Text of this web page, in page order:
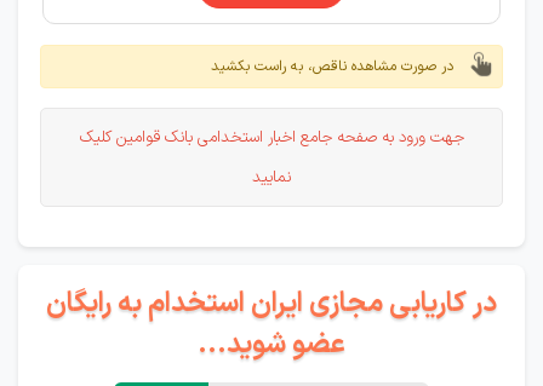
در صورت مشاهده ناقص، به راست بکشید
جهت ورود به صفحه جامع اخبار استخدامی بانک قوامین کلیک
نمایید
در کاریابی مجازی ایران استخدام به رایگان
عضو شوید...